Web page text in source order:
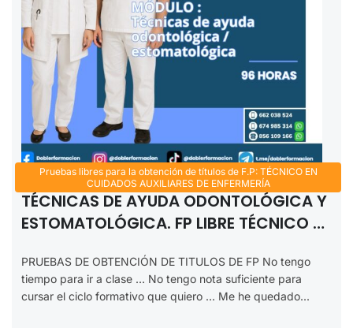
Pruebas libres para la obtención de títulos de F.P: TÉCNICO EN
CUIDADOS AUXILIARES DE ENFERMERÍA
TÉCNICAS DE AYUDA ODONTOLÓGICA Y
ESTOMATOLÓGICA. FP LIBRE TÉCNICO EN
2025-2026.
PRUEBAS DE OBTENCIÓN DE TITULOS DE FP No tengo
tiempo para ir a clase … No tengo nota suficiente para
cursar el ciclo formativo que quiero … Me he quedado...